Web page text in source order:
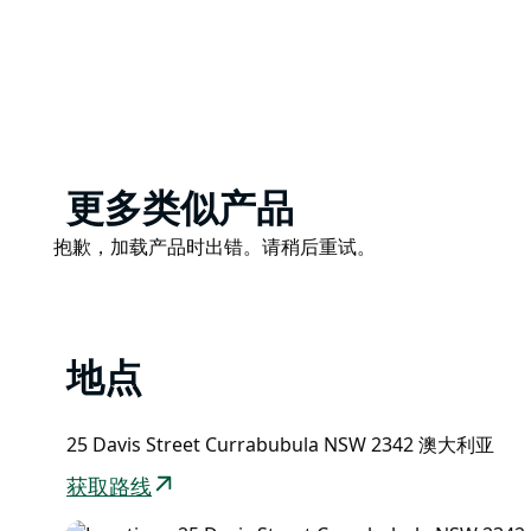
Product
List
更多类似产品
Product
抱歉，加载产品时出错。请稍后重试。
地点
25 Davis Street Currabubula NSW 2342 澳大利亚
获取路线